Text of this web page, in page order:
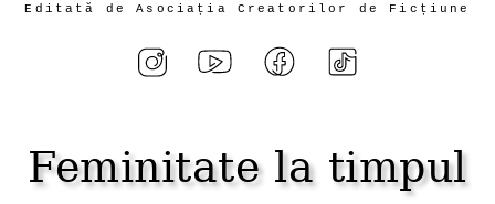
Editată de Asociația Creatorilor de Ficțiune
Feminitate la timpul